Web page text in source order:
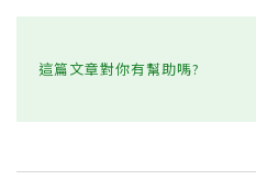
這篇文章對你有幫助嗎?